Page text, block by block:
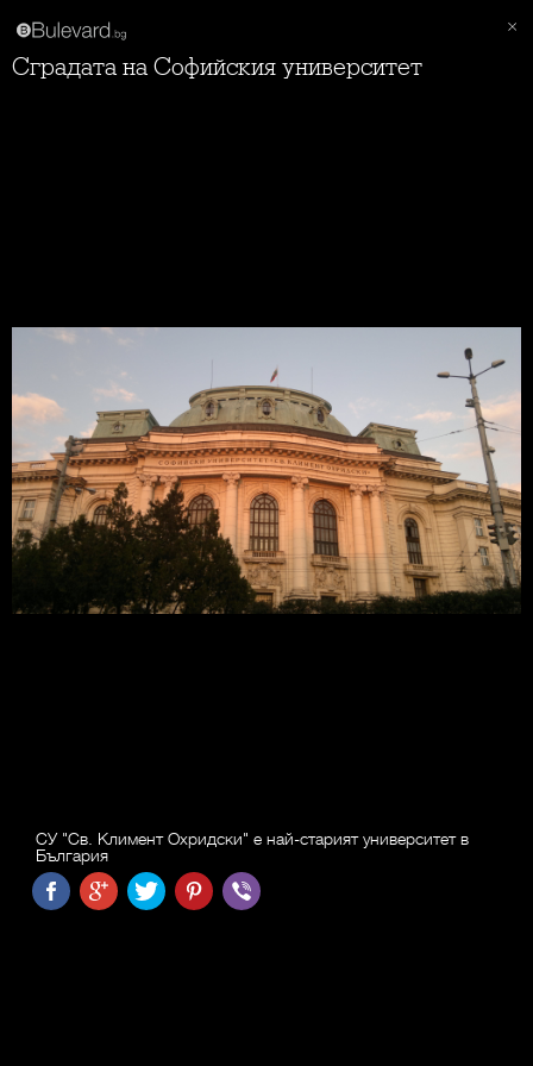
Сградата на Софийския университет
СУ "Св. Климент Охридски" е най-старият университет в
България